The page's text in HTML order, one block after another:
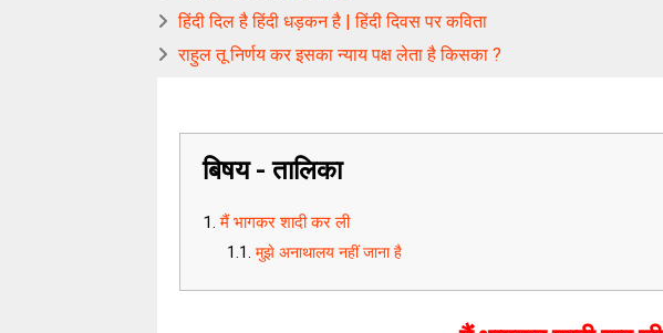
हिंदी दिल है हिंदी धड़कन है | हिंदी दिवस पर कविता
राहुल तू निर्णय कर इसका न्याय पक्ष लेता है किसका ?
बिषय - तालिका
मैं भागकर शादी कर ली
मुझे अनाथालय नहीं जाना है